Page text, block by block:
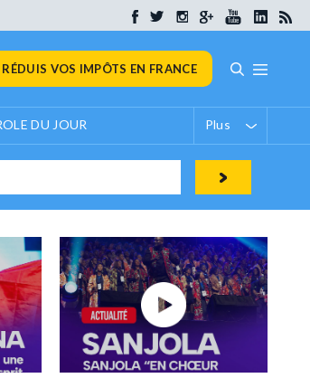
VOS IMPÔTS EN FRANCE
DU JOUR Plus